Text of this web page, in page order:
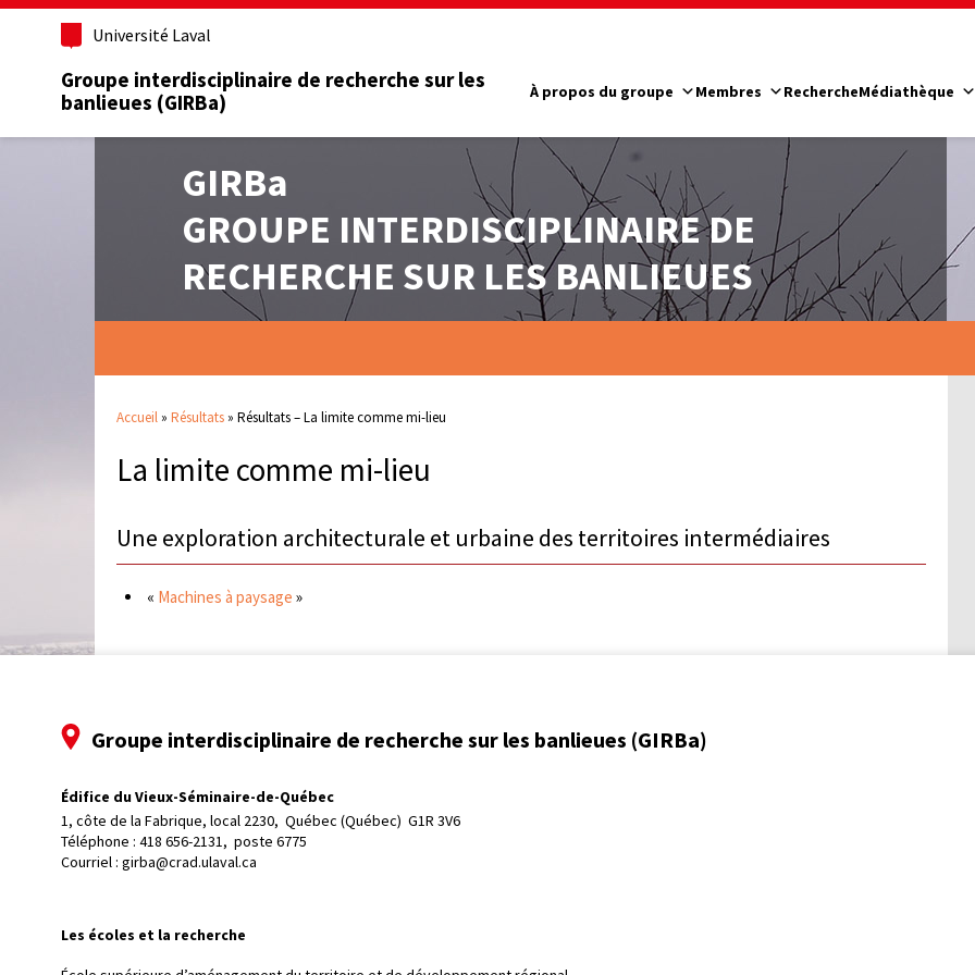
Université Laval
Groupe interdisciplinaire de recherche sur les
banlieues (GIRBa)
À propos du groupe Membres RechercheMédiathèque
GIRBa
GROUPE INTERDISCIPLINAIRE DE
RECHERCHE SUR LES BANLIEUES
Accueil » Résultats » Résultats – La limite comme mi-lieu
La limite comme mi-lieu
Une exploration architecturale et urbaine des territoires intermédiaires
« Machines à paysage »
Groupe interdisciplinaire de recherche sur les banlieues (GIRBa)
Édifice du Vieux-Séminaire-de-Québec
1, côte de la Fabrique, local 2230, Québec (Québec)  G1R 3V6
Téléphone : 418 656-2131, poste 6775
Courriel : girba@crad.ulaval.ca
Les écoles et la recherche